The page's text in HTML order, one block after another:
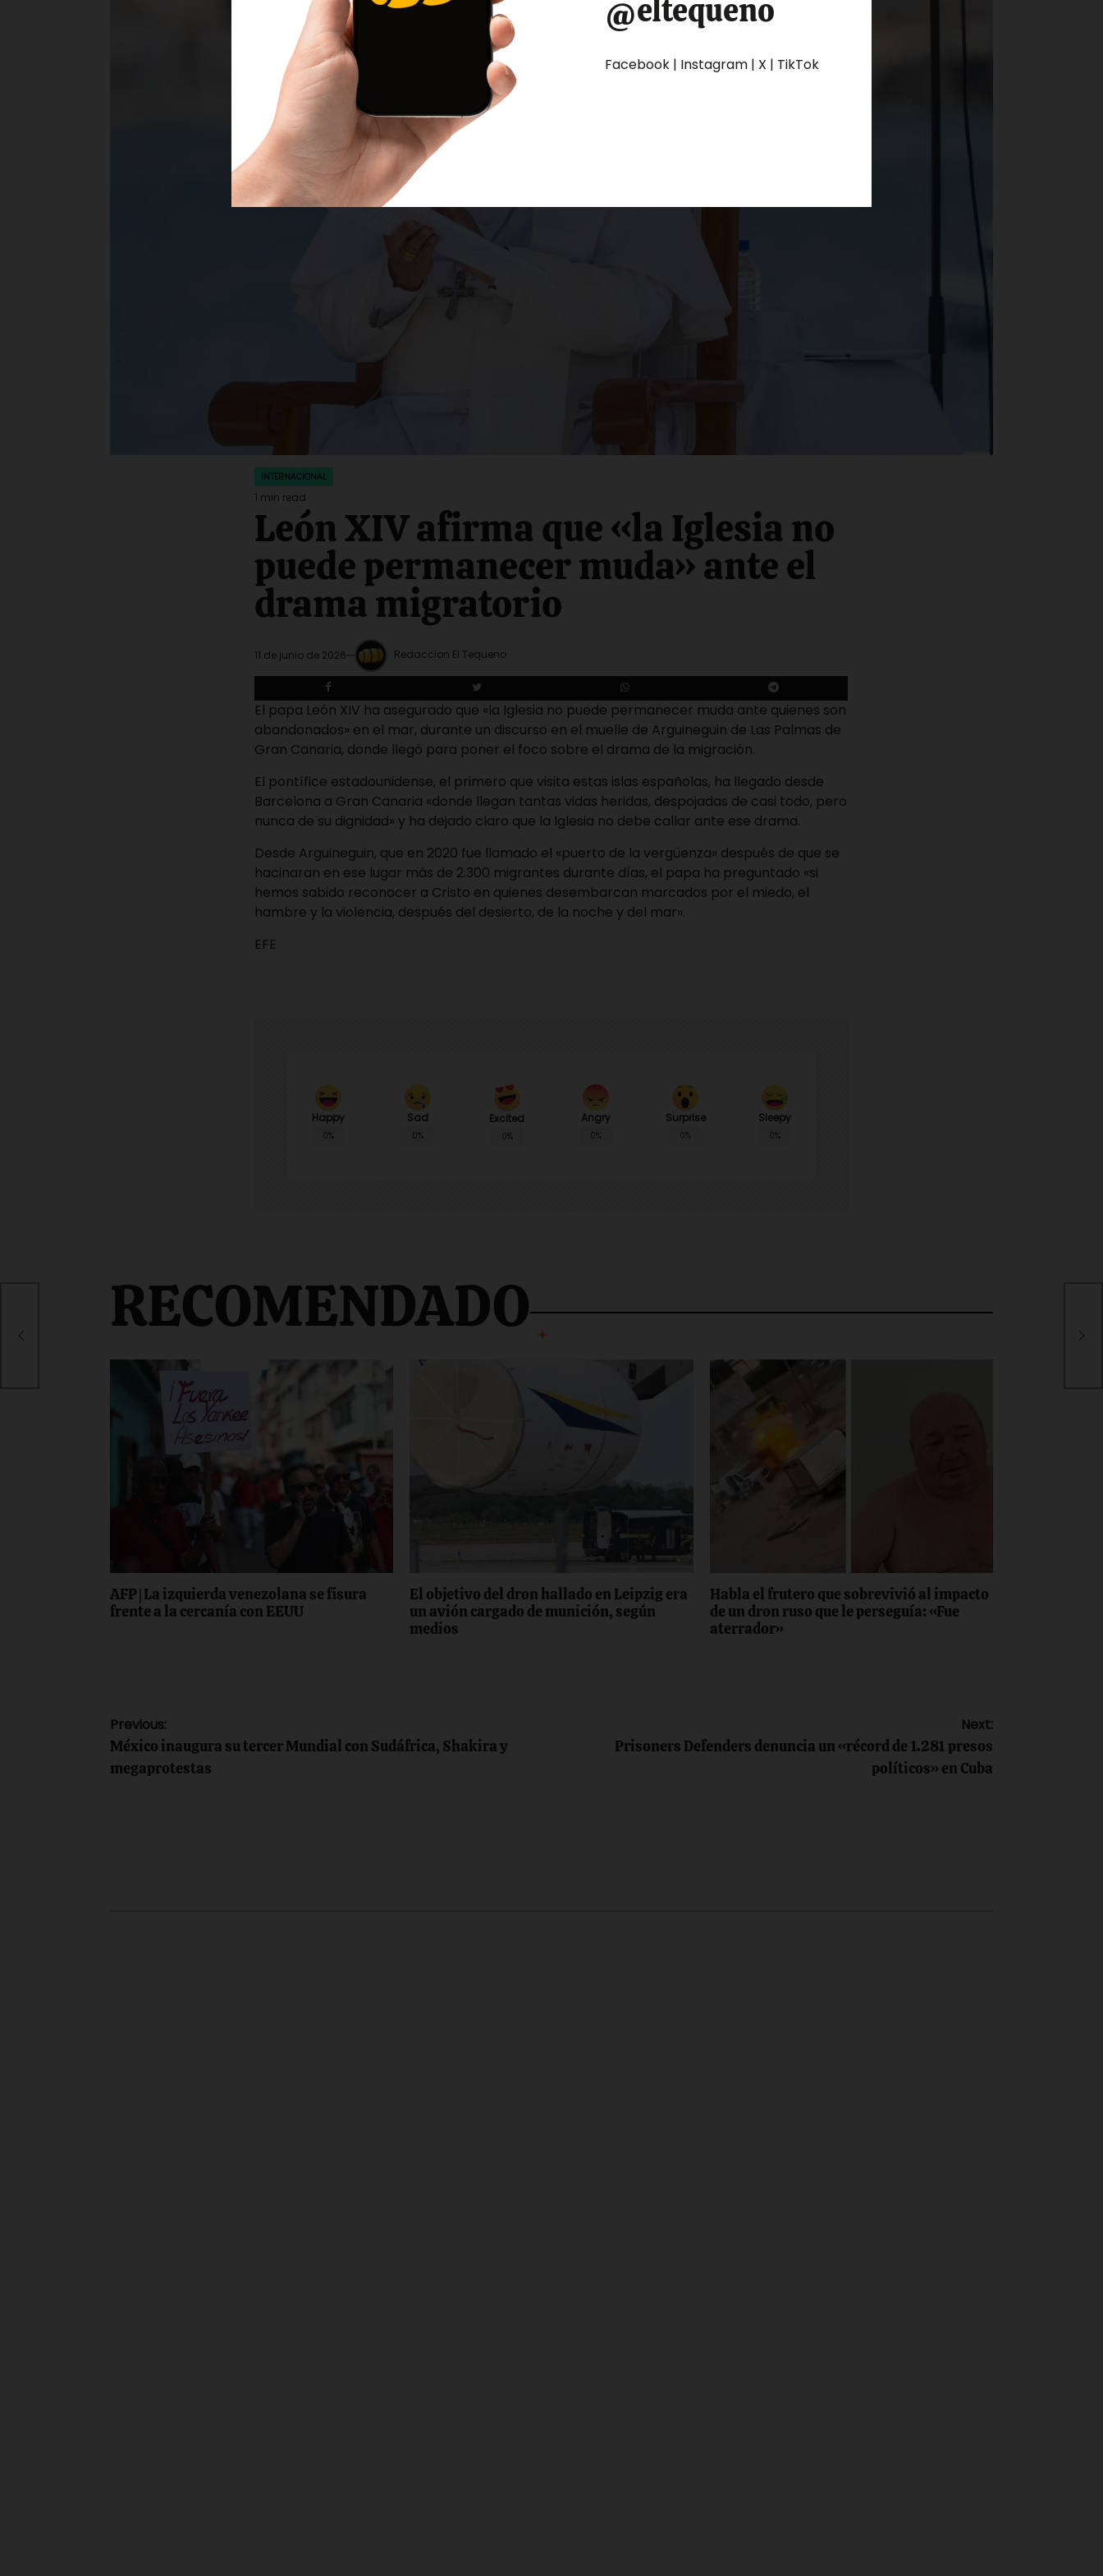
POSTED
IN
INTERNACIONAL
Estimated
read
time
1 min read
León XIV afirma que «la Iglesia no
puede permanecer muda» ante el
drama migratorio
11 de junio de 2026 Redaccion El Tequeno
El papa León XIV ha asegurado que «la Iglesia no puede permanecer muda ante quienes son
abandonados» en el mar, durante un discurso en el muelle de Arguineguin de Las Palmas de
Gran Canaria, donde llegó para poner el foco sobre el drama de la migración.
El pontífice estadounidense, el primero que visita estas islas españolas, ha llegado desde
Barcelona a Gran Canaria «donde llegan tantas vidas heridas, despojadas de casi todo, pero
nunca de su dignidad» y ha dejado claro que la Iglesia no debe callar ante ese drama.
Desde Arguineguin, que en 2020 fue llamado el «puerto de la vergüenza» después de que se
hacinaran en ese lugar más de 2.300 migrantes durante días, el papa ha preguntado «si
hemos sabido reconocer a Cristo en quienes desembarcan marcados por el miedo, el
hambre y la violencia, después del desierto, de la noche y del mar».
EFE
Happy
0%
Sad
0%
Excited
0%
Angry
0%
Surprise
0%
Sleepy
0%
RECOMENDADO
AFP | La izquierda venezolana se fisura
frente a la cercanía con EEUU
El objetivo del dron hallado en Leipzig era
un avión cargado de munición, según
medios
Habla el frutero que sobrevivió al impacto
de un dron ruso que le perseguía: «Fue
aterrador»
un
Navegación
de
Previous:
México inaugura su tercer Mundial con Sudáfrica, Shakira y
megaprotestas
Next:
Prisoners Defenders denuncia un «récord de 1.281 presos
políticos» en Cuba
@eltequeno
Facebook | Instagram | X | TikTok